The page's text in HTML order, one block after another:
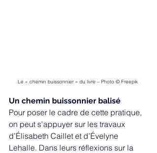
Le « chemin buissonnier » du livre – Photo © Freepik
Un chemin buissonnier balisé
Pour poser le cadre de cette pratique,
on peut s'appuyer sur les travaux
d’Élisabeth Caillet et d’Évelyne
Lehalle. Dans leurs réflexions sur la